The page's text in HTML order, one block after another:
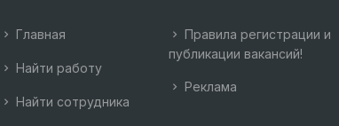
Главная
Найти работу
Найти сотрудника
Правила регистрации и
публикации вакансий!
Реклама